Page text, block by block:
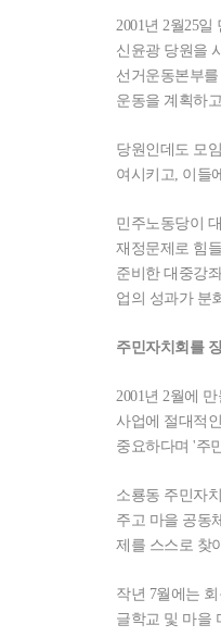
2001년 2월25
신윤광 당원을
선거운동본부
운동을 계획하
당원인데도 모
여시키고, 이들
민주노동당이
재정문제로 힘
준비한 대중강
업의 성과가 분
주민자치회를
2001년 2월에
사업에 절대적
중요하다며 '주
소룡동 주민자
주고 마을 공동
제를 스스로 찾
작년 7월에는
글학교 및 마을